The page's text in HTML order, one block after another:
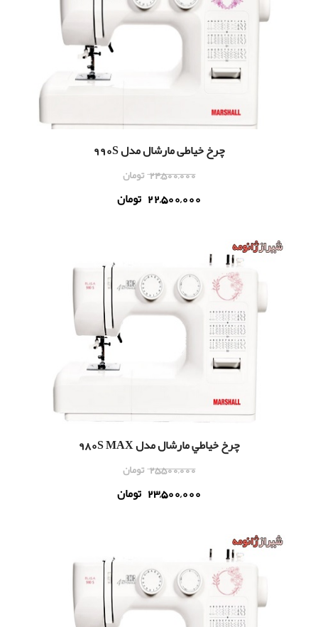
چرخ خیاطی مارشال مدل 990S
24,500,000 تومان
22,500,000 تومان
چرخ خياطي مارشال مدل 980S MAX
25,500,000 تومان
23,500,000 تومان